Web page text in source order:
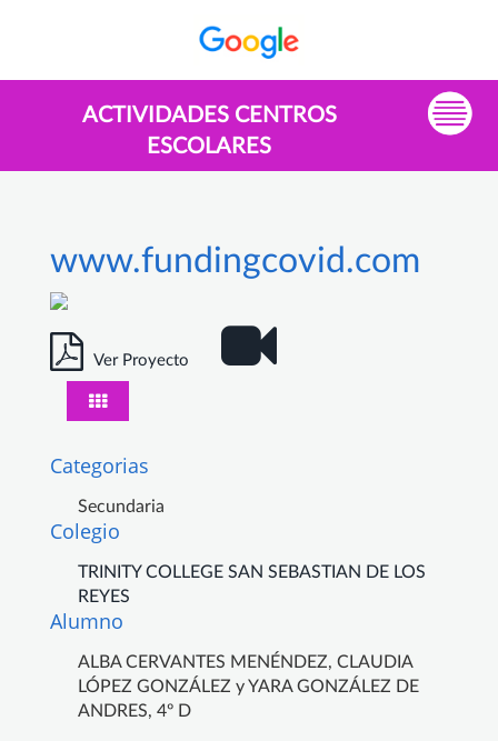
ACTIVIDADES CENTROS
ESCOLARES
www.fundingcovid.com
Ver Proyecto
Categorias
Secundaria
Colegio
TRINITY COLLEGE SAN SEBASTIAN DE LOS
REYES
Alumno
ALBA CERVANTES MENÉNDEZ, CLAUDIA
LÓPEZ GONZÁLEZ y YARA GONZÁLEZ DE
ANDRES, 4º D